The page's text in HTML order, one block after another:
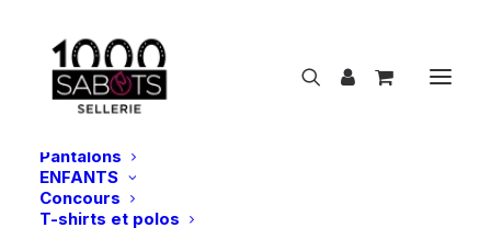
FEMMES
Concours
T-shirts et polos
Vestes et manteaux
Pantalons
ENFANTS
Concours
T-shirts et polos
Samshield | Casque Miss Shield 2.0 Chrome